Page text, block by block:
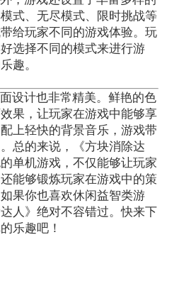
式、无尽模式、限时挑战等
给玩家不同的游戏体验。玩
选择不同的模式来进行游
趣。
设计也非常精美。鲜艳的色
果，让玩家在游戏中能够享
上轻快的背景音乐，游戏带
总的来说，《方块消除达
单机游戏，不仅能够让玩家
能够锻炼玩家在游戏中的策
果你也喜欢休闲益智类游
人》绝对不容错过。快来下
乐趣吧！